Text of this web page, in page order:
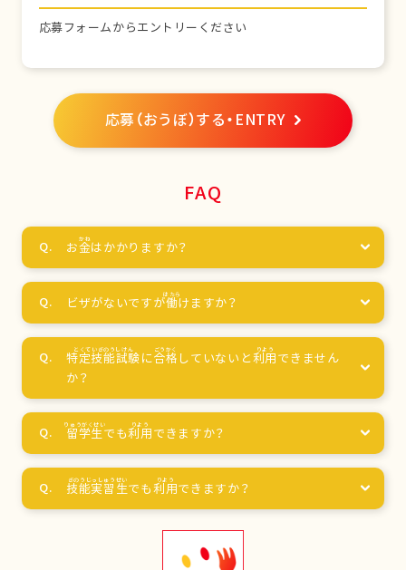
応募フォームからエントリーください
応募（おうぼ）する・ENTRY
FAQ
お金はかかりますか？
ビザがないですが働けますか？
特定技能試験に合格 していないと利用 できません
か？
留学生でも利用 できますか？
技能実習生でも利用できますか？